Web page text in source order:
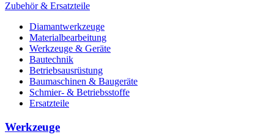
Zubehör & Ersatzteile
Diamantwerkzeuge
Materialbearbeitung
Werkzeuge & Geräte
Bautechnik
Betriebsausrüstung
Baumaschinen & Baugeräte
Schmier- & Betriebsstoffe
Ersatzteile
Werkzeuge